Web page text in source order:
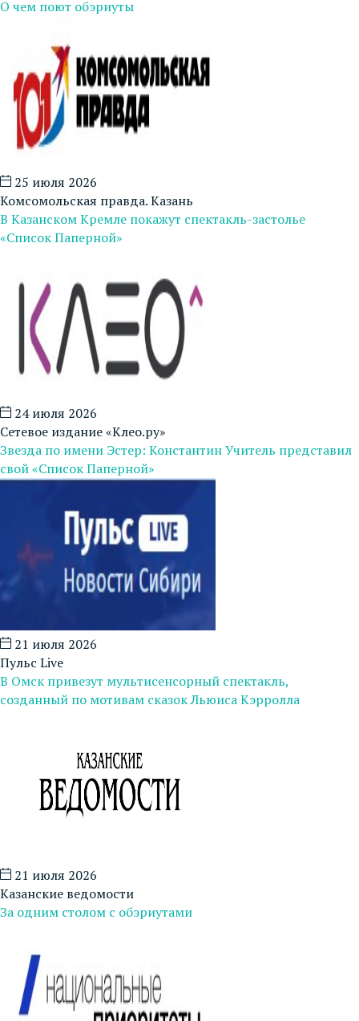
О чем поют обэриуты
25 июля 2026
Комсомольская правда. Казань
В Казанском Кремле покажут спектакль-застолье
«Список Паперной»
24 июля 2026
Сетевое издание «Клео.ру»
Звезда по имени Эстер: Константин Учитель представил
свой «Список Паперной»
21 июля 2026
Пульс Live
В Омск привезут мультисенсорный спектакль,
созданный по мотивам сказок Льюиса Кэрролла
21 июля 2026
Казанские ведомости
За одним столом с обэриутами